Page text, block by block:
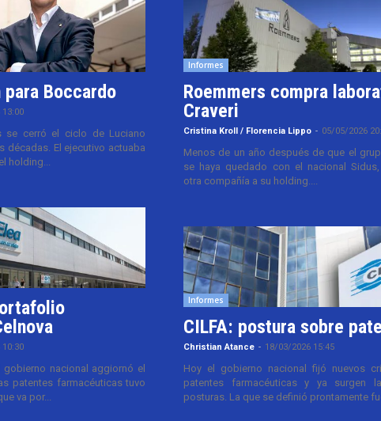
Boccardo
se cerró el ciclo de Luciano
décadas. El ejecutivo actuaba
holding...
nacional aggiornó el
patentes farmacéuticas tuvo
va por...
Informes
Roemmers compra
Craveri
Cristina Kroll / Florencia Lippo - 05/05/2026
Menos de un año después de que el
se haya quedado con el nacional
otra compañía a su holding....
Informes
CILFA: postura sobre
Christian Atance - 18/03/2026 15:45
Hoy el gobierno nacional fijó nuevos
patentes farmacéuticas y ya surgen
posturas. La que se definió prontamente